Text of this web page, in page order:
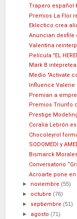
Trapero español
Premios La Flor
Eklectico crea
Anuncian desfile
Valentina
Película "EL
Mark B
Medio "Activate
Influence Valerie
Premian a
Premios Triunfo
Prestige
Coralia Lebrón
Chocoleyrol
SODOMEDI y
Bismarck
Conversatorio
Acroarte pone
► noviembre(55)
► octubre(76)
► septiembre(51)
► agosto(71)